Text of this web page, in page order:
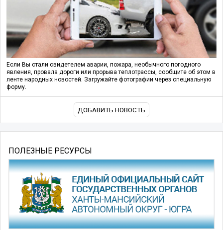
Если Вы стали свидетелем аварии, пожара, необычного погодного
явления, провала дороги или прорыва теплотрассы, сообщите об этом в
ленте народных новостей. Загружайте фотографии через специальную
форму.
ДОБАВИТЬ НОВОСТЬ
ПОЛЕЗНЫЕ РЕСУРСЫ